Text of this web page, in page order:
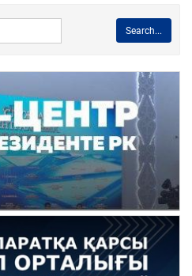
Search...